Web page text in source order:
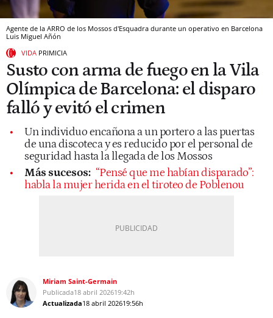
Agente de la ARRO de los Mossos d'Esquadra durante un operativo en Barcelona
Luis Miguel Añón
VIDA PRIMICIA
Susto con arma de fuego en la Vila
Olímpica de Barcelona: el disparo
falló y evitó el crimen
Un individuo encañona a un portero a las puertas
de una discoteca y es reducido por el personal de
seguridad hasta la llegada de los Mossos
Más sucesos: “Pensé que me habían disparado”:
habla la mujer herida en el tiroteo de Poblenou
Miriam Saint-Germain
Publicada18 abril 202619:42h
Actualizada18 abril 202619:56h